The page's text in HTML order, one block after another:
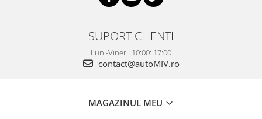
SUPORT CLIENTI
Luni-Vineri: 10:00: 17:00
contact@autoMIV.ro
MAGAZINUL MEU